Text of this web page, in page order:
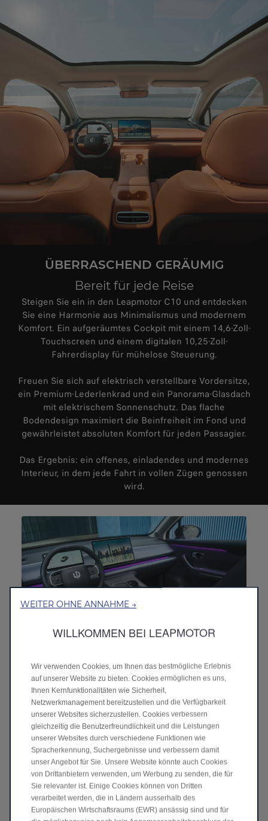
ÜBERRASCHEND GERÄUMIG
Bereit für jede Reise
Steigen Sie ein in den Leapmotor C10 und entdecken
Sie eine Harmonie aus Minimalismus und modernem
Komfort. Ein aufgeräumtes Cockpit mit einem 14,6-Zoll-
Touchscreen und einem digitalen 10,25-Zoll-
Fahrerdisplay für mühelose Steuerung.
Freuen Sie sich auf elektrisch verstellbare Vordersitze,
ein Premium-Lederlenkrad und ein Panorama-Glasdach
mit elektrischem Sonnenschutz. Das flache
Bodendesign maximiert die Beinfreiheit im Fond und
gewährleistet absoluten Komfort für jeden Passagier.
Das Ergebnis: ein offenes, einladendes und modernes
Interieur, in dem jede Fahrt in vollen Zügen genossen
wird.
Wasserfall
Die Wasserfall-Multimode-Ambientebeleuchtung verbessert
das Eintauchen in den Innenraum und bietet durch
anpassbare Modi unterschiedliche sensorische Erlebnisse.
WEITER OHNE ANNAHME →
WILLKOMMEN BEI LEAPMOTOR
Wir verwenden Cookies, um Ihnen das bestmögliche Erlebnis
auf unserer Website zu bieten. Cookies ermöglichen es uns,
Ihnen Kernfunktionalitäten wie Sicherheit,
Netzwerkmanagement bereitzustellen und die Verfügbarkeit
unserer Websites sicherzustellen. Cookies verbessern
gleichzeitig die Benutzerfreundlichkeit und die Leistungen
unserer Websites durch verschiedene Funktionen wie
Spracherkennung, Suchergebnisse und verbessern damit
unser Angebot für Sie. Unsere Website könnte auch Cookies
von Drittanbietern verwenden, um Werbung zu senden, die für
Sie relevanter ist. Einige Cookies können von Dritten
verarbeitet werden, die in Ländern ausserhalb des
Europäischen Wirtschaftsraums (EWR) ansässig sind und für